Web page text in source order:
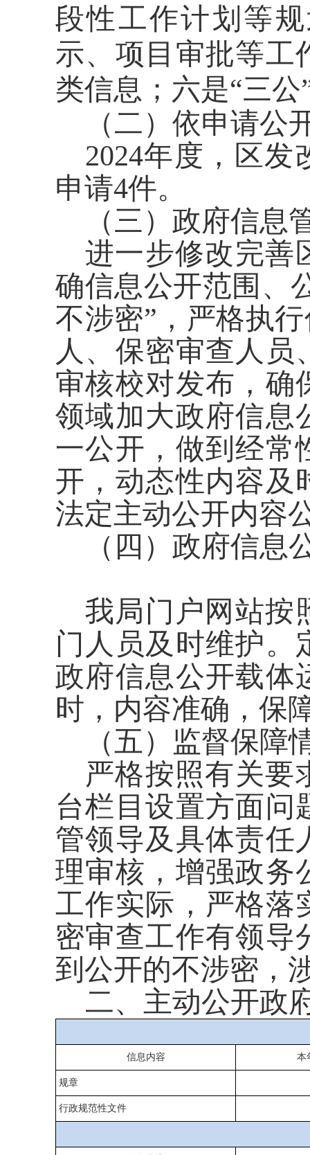
段性工作计划等
示、项目审批等工
类信息；六是“三
（二）依申请公
2024年度，区
申请4件。
（三）政府信息
进一步修改完善
确信息公开范围、
不涉密”，严格执
人、保密审查人
审核校对发布，确
领域加大政府信息
一公开，做到经常
开，动态性内容及
法定主动公开内容
（四）政府信息
我局门户网站按
门人员及时维护。
政府信息公开载体
时，内容准确，保
（五）监督保障
严格按照有关要
台栏目设置方面问
管领导及具体责任
理审核，增强政务
工作实际，严格落
密审查工作有领导
到公开的不涉密，
二、主动公开政
信息内容 本
规章
行政规范性文件